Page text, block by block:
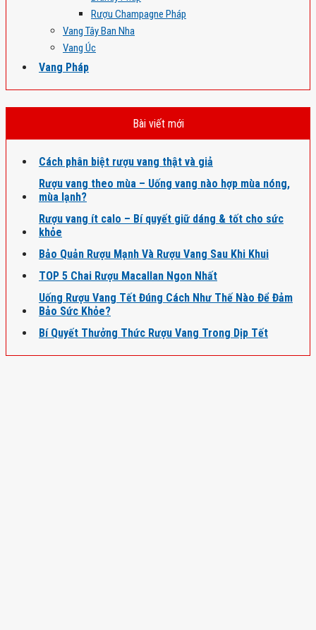
Rượu Champagne Pháp
Vang Tây Ban Nha
Vang Úc
Vang Pháp
Bài viết mới
Cách phân biệt rượu vang thật và giả
Rượu vang theo mùa – Uống vang nào hợp mùa nóng,
mùa lạnh?
Rượu vang ít calo – Bí quyết giữ dáng & tốt cho sức
khỏe
Bảo Quản Rượu Mạnh Và Rượu Vang Sau Khi Khui
TOP 5 Chai Rượu Macallan Ngon Nhất
Uống Rượu Vang Tết Đúng Cách Như Thế Nào Để Đảm
Bảo Sức Khỏe?
Bí Quyết Thưởng Thức Rượu Vang Trong Dịp Tết